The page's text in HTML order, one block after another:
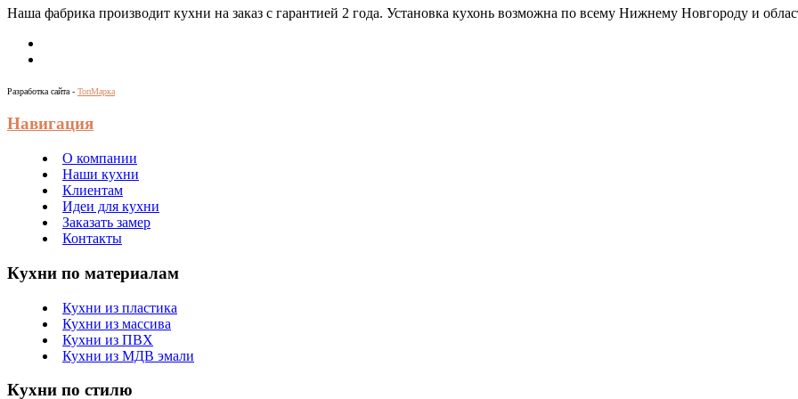
Наша фабрика производит кухни на заказ c гарантией 2 года. Установка кухонь возможна по всему Нижнему Новгороду и
Разработка сайта - ТопМарка
Навигация
О компании
Наши кухни
Клиентам
Идеи для кухни
Заказать замер
Контакты
Кухни по материалам
Кухни из пластика
Кухни из массива
Кухни из ПВХ
Кухни из МДВ эмали
Кухни по стилю